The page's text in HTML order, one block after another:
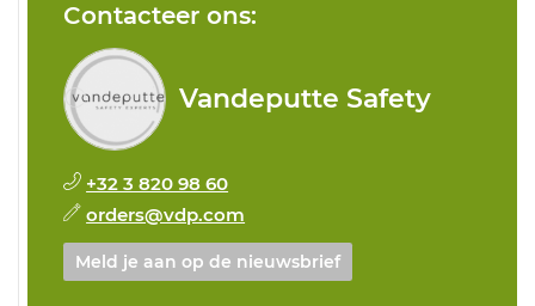
Contacteer ons:
Vandeputte Safety
+32 3 820 98 60
orders@vdp.com
Meld je aan op de nieuwsbrief